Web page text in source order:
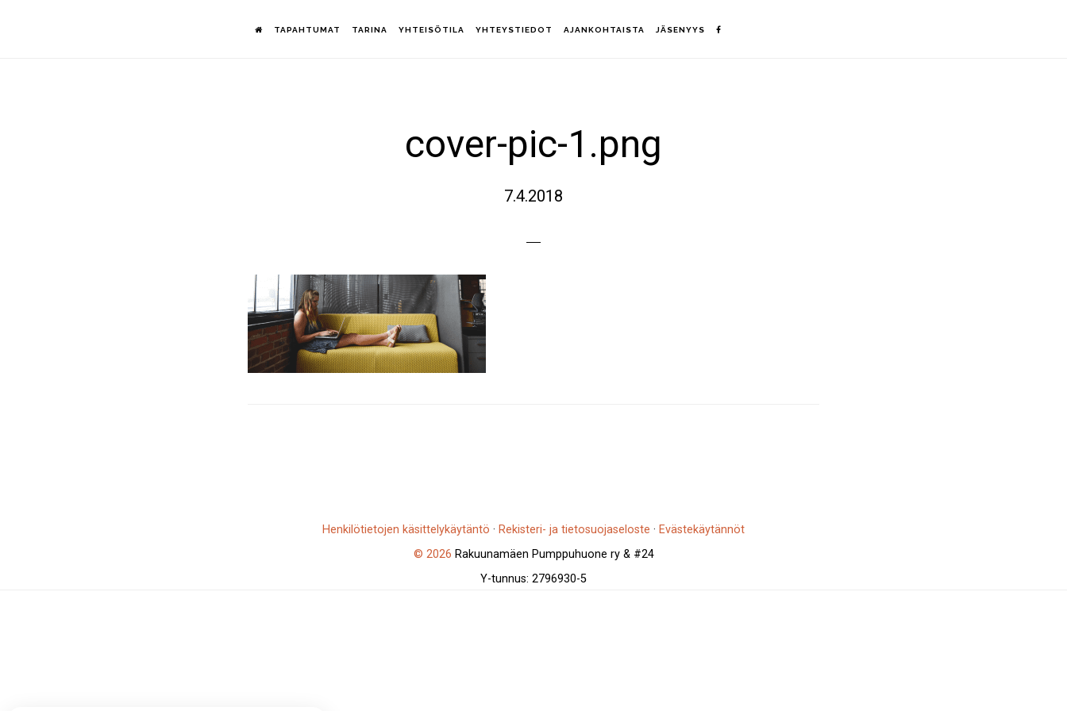
TAPAHTUMAT TARINA YHTEISÖTILA YHTEYSTIEDOT AJANKOHTAISTA JÄSENYYS
cover-pic-1.png
7.4.2018
Henkilötietojen käsittelykäytäntö · Rekisteri- ja tietosuojaseloste · Evästekäytännöt
© 2026 Rakuunamäen Pumppuhuone ry & #24
Y-tunnus: 2796930-5